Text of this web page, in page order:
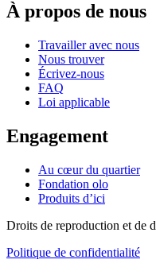
À propos de nous
Travailler avec nous
Nous trouver
Écrivez-nous
FAQ
Loi applicable
Engagement
Au cœur du quartier
Fondation olo
Produits d’ici
Droits de reproduction et de
Politique de confidentialité